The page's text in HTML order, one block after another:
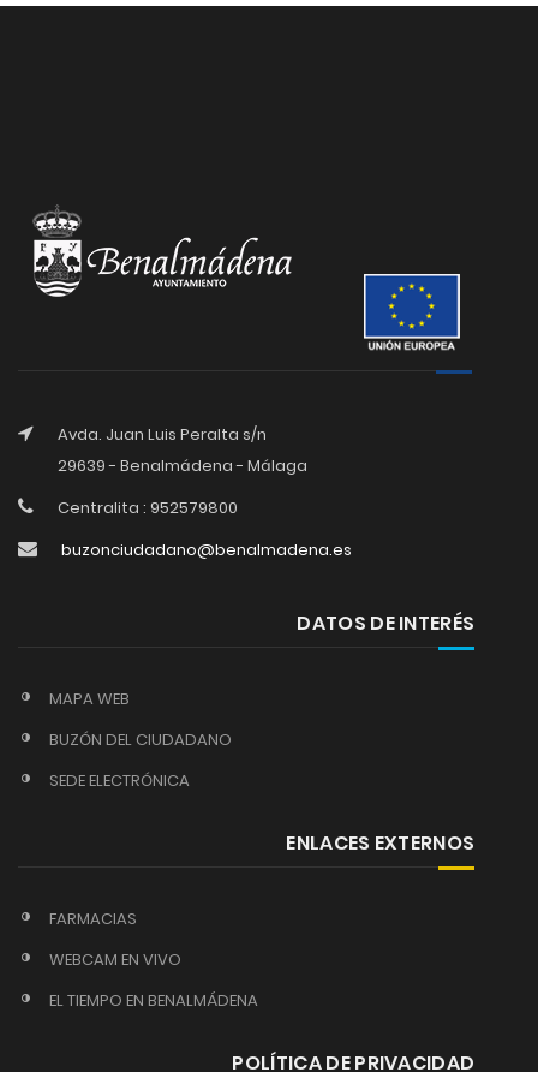
Avda. Juan Luis Peralta s/n
29639 - Benalmádena - Málaga
Centralita : 952579800
buzonciudadano@benalmadena.es
DATOS DE INTERÉS
MAPA WEB
BUZÓN DEL CIUDADANO
SEDE ELECTRÓNICA
ENLACES EXTERNOS
FARMACIAS
WEBCAM EN VIVO
EL TIEMPO EN BENALMÁDENA
POLÍTICA DE PRIVACIDAD